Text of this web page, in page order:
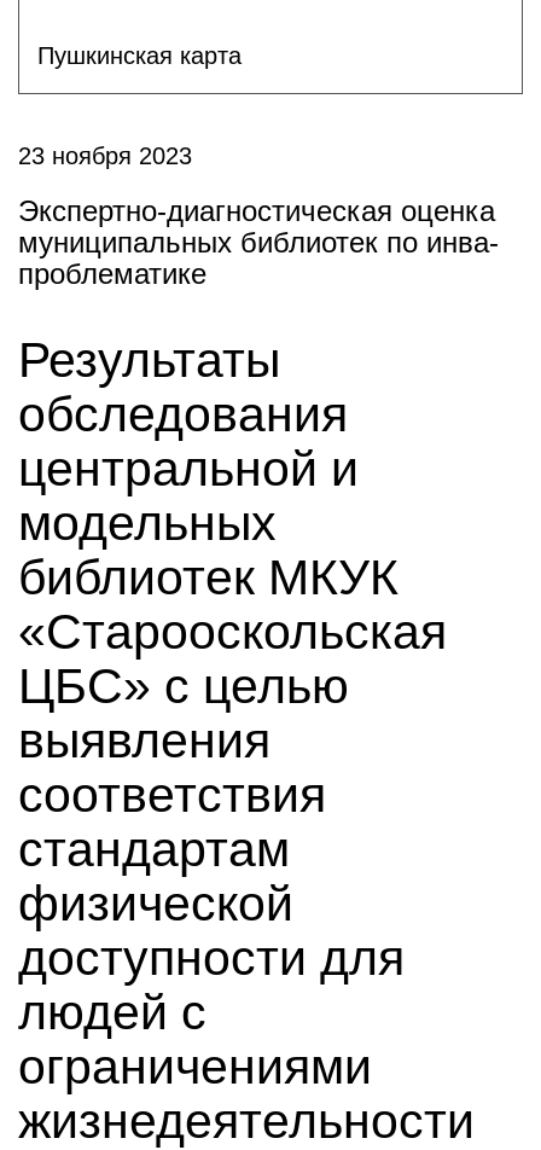
Пушкинская карта
23 ноября 2023
Экспертно-диагностическая оценка
муниципальных библиотек по инва-
проблематике
Результаты
обследования
центральной и
модельных
библиотек МКУК
«Старооскольская
ЦБС» с целью
выявления
соответствия
стандартам
физической
доступности для
людей с
ограничениями
жизнедеятельности